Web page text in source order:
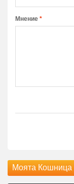
*
Мнение
Моята Кошница